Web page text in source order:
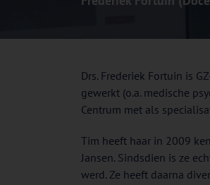
Drs. Frederiek Fortuin is
gewerkt (o.a. medische
Centrum met als
Tim heeft haar in 2009
Jansen. Sindsdien is ze
werd. Ze heeft daarna